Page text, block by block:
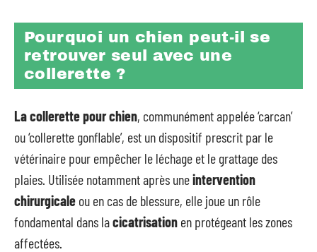
Pourquoi un chien peut-il se
retrouver seul avec une
collerette ?
La collerette pour chien, communément appelée ‘carcan’
ou ‘collerette gonflable’, est un dispositif prescrit par le
vétérinaire pour empêcher le léchage et le grattage des
plaies. Utilisée notamment après uneintervention
chirurgicale ou en cas de blessure, elle joue un rôle
fondamental dans lacicatrisation en protégeant les zones
affectées.